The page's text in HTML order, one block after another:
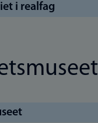
i realfag